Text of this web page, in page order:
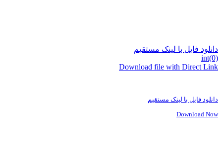
دانلود فایل با لینک مستقیم
int(0)
Download file with Direct Link
دانلود فایل با لینک مستقیم
Download Now